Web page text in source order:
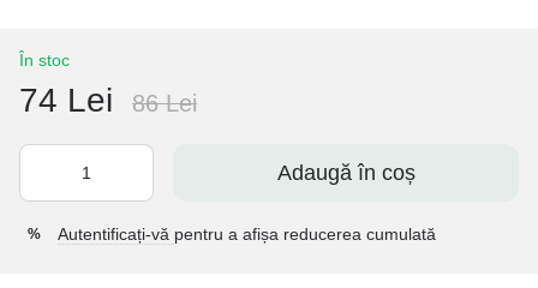
În stoc
74 Lei 86 Lei
Adaugă în coș
% Autentificați-vă pentru a afișa reducerea cumulată